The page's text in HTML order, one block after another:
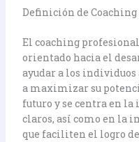
Definición de Coaching
El coaching
orientado hacia el
ayudar a los individuos
a maximizar su
futuro y se centra en
claros, así como en la
que faciliten el logro